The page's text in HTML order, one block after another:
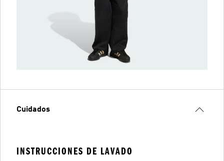
Cuidados
INSTRUCCIONES DE LAVADO